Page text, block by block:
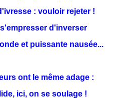
: vouloir rejeter !
d'inverser
et puissante nausée...
ont le même adage :
ici, on se soulage !